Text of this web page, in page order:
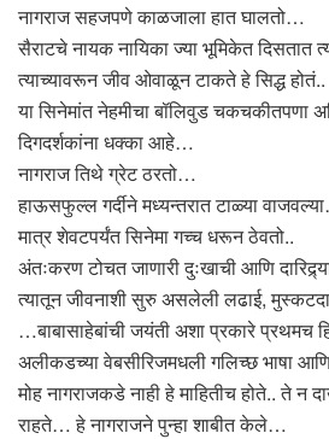
नागराज सहजपणे काळजाला हात घालतो…
सैराटचे नायक नायिका ज्या भूमिकेत दिसतात
त्याच्यावरून जीव ओवाळून टाकते हे सिद्ध होतं..
या सिनेमांत नेहमीचा बॉलिवुड चकचकीतपणा
दिगदर्शकांना धक्का आहे…
नागराज तिथे ग्रेट ठरतो…
हाऊसफुल्ल गर्दीने मध्यन्तरात टाळ्या
मात्र शेवटपर्यंत सिनेमा गच्च धरून ठेवतो..
अंतःकरण टोचत जाणारी दुःखाची आणि
त्यातून जीवनाशी सुरु असलेली लढाई,
…बाबासाहेबांची जयंती अशा प्रकारे प्रथमच
अलीकडच्या वेबसीरिजमधली गलिच्छ भाषा
मोह नागराजकडे नाही हे माहितीच होते.. ते न
राहते… हे नागराजने पुन्हा शाबीत केले…